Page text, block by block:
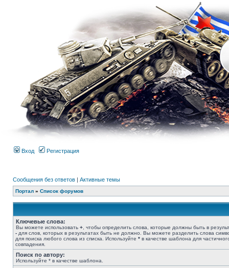
Вход Регистрация
Сообщения без ответов | Активные темы
Портал » Список форумов
Ключевые слова:
Вы можете использовать + , чтобы определить слова, которые должны быть в
- для слов, которых в результатах быть не должно. Вы можете разделить слова
для поиска любого слова из списка. Используйте * в качестве шаблона для
совпадения.
Поиск по автору:
Используйте * в качестве шаблона.